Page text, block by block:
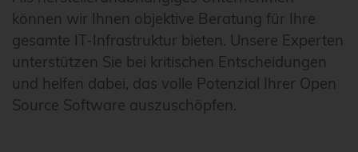
können wir Ihnen objektive Beratung für Ihre
gesamte IT-Infrastruktur bieten. Unsere Experten
unterstützen Sie bei kritischen Entscheidungen
und helfen dabei, das volle Potenzial Ihrer Open
Source Software auszuschöpfen.